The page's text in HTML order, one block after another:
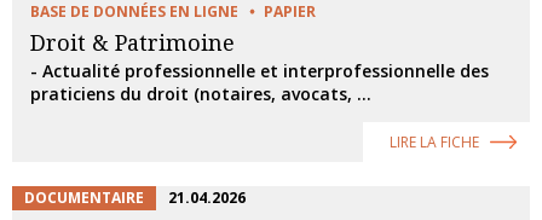
BASE DE DONNÉES EN LIGNE
PAPIER
Droit & Patrimoine
- Actualité professionnelle et interprofessionnelle des
praticiens du droit (notaires, avocats, ...
LIRE LA FICHE
DOCUMENTAIRE
21.04.2026